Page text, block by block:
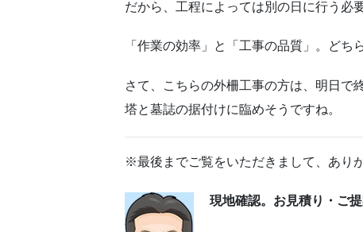
だから、工程によっては別の日に行う必
「作業の効率」と「工事の品質」。どち
さて、こちらの外柵工事の方は、明日で
塔と墓誌の据付けに臨めそうですね。
※最後までご覧をいただきまして、あり
現地確認。お見積り・ご